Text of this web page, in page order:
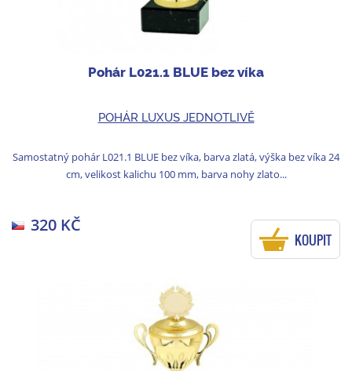
Pohár L021.1 BLUE bez víka
POHÁR LUXUS JEDNOTLIVĚ
Samostatný pohár L021.1 BLUE bez víka, barva zlatá, výška bez víka 24
cm, velikost kalichu 100 mm, barva nohy zlato...
320 KČ
KOUPIT